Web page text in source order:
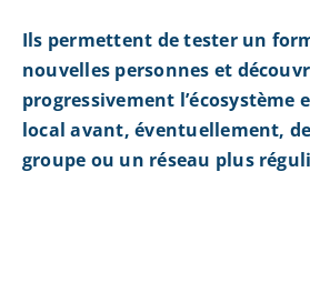
Ils permettent de tester un
nouvelles personnes et
progressivement l’écosystème
local avant, éventuellement,
groupe ou un réseau plus